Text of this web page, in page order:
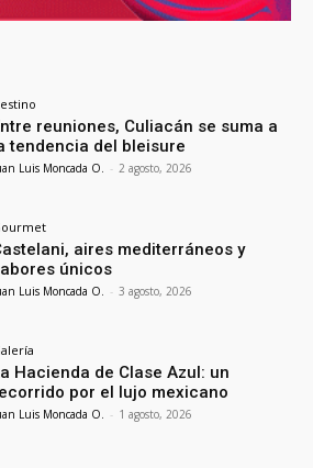
reuniones, Culiacán se suma a
tendencia del bleisure
Luis Moncada O. - 2 agosto, 2026
aires mediterráneos y
únicos
Luis Moncada O. - 3 agosto, 2026
Hacienda de Clase Azul: un
por el lujo mexicano
Luis Moncada O. - 1 agosto, 2026